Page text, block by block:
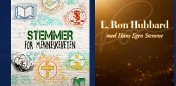
UTFORSK
SERIEN
UTFORSK
SERIEN